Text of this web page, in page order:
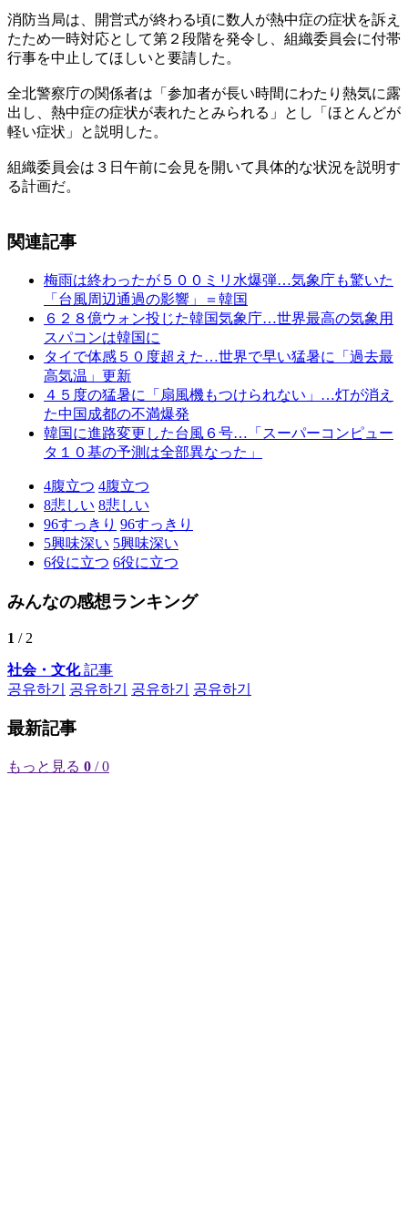
消防当局は、開営式が終わる頃に数人が熱中症の症状を訴え
たため一時対応として第２段階を発令し、組織委員会に付帯
行事を中止してほしいと要請した。
全北警察庁の関係者は「参加者が長い時間にわたり熱気に露
出し、熱中症の症状が表れたとみられる」とし「ほとんどが
軽い症状」と説明した。
組織委員会は３日午前に会見を開いて具体的な状況を説明す
る計画だ。
関連記事
梅雨は終わったが５００ミリ水爆弾…気象庁も驚いた
「台風周辺通過の影響」＝韓国
６２８億ウォン投じた韓国気象庁…世界最高の気象用
スパコンは韓国に
タイで体感５０度超えた…世界で早い猛暑に「過去最
高気温」更新
４５度の猛暑に「扇風機もつけられない」…灯が消え
た中国成都の不満爆発
韓国に進路変更した台風６号…「スーパーコンピュー
タ１０基の予測は全部異なった」
4腹立つ 4腹立つ
8悲しい 8悲しい
96すっきり 96すっきり
5興味深い 5興味深い
6役に立つ 6役に立つ
みんなの感想ランキング
1 / 2
社会・文化記事
공유하기
공유하기 공유하기 공유하기
最新記事
もっと見る 0 / 0